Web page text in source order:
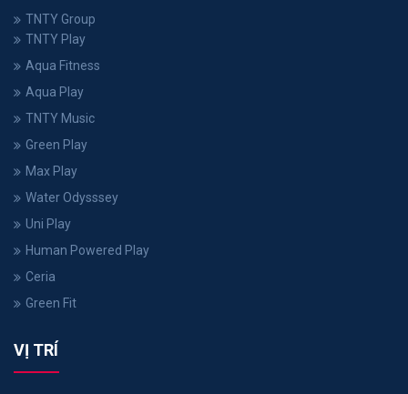
TNTY Group
TNTY Play
Aqua Fitness
Aqua Play
TNTY Music
Green Play
Max Play
Water Odysssey
Uni Play
Human Powered Play
Ceria
Green Fit
VỊ TRÍ